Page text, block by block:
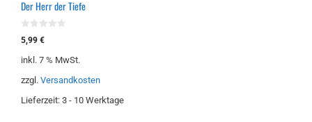
Der Herr der Tiefe
0
v
n
5,99 €
inkl. 7 % MwSt.
zzgl. Versandkosten
Lieferzeit: 3 - 10 Werktage